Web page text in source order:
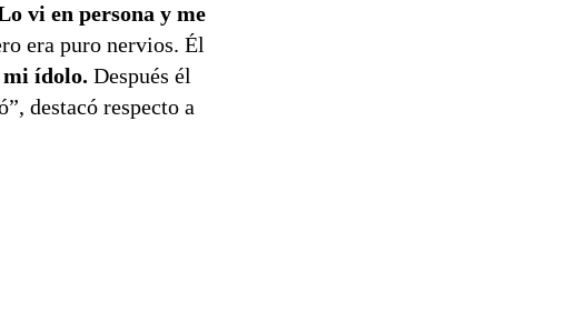
vi en persona y me
era puro nervios. Él
mi ídolo. Después él
destacó respecto a